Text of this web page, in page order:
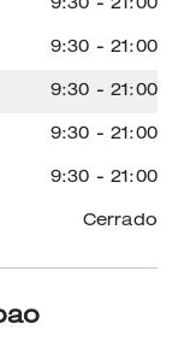
9:30 - 21:00
9:30 - 21:00
9:30 - 21:00
9:30 - 21:00
9:30 - 21:00
Cerrado